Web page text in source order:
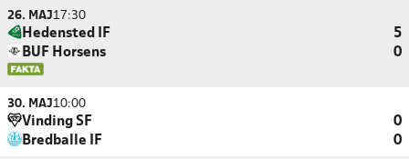
26. MAJ17:30
Hedensted IF
5
BUF Horsens
0
30. MAJ10:00
Vinding SF
0
Bredballe IF
0